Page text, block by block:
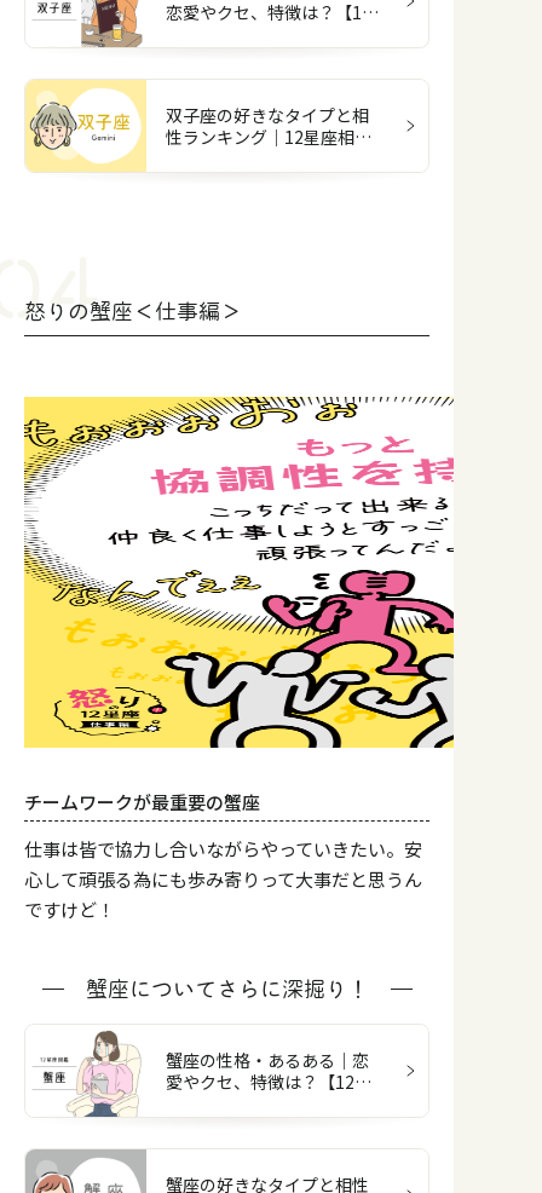
恋愛やクセ、特徴は？【12
双子座の好きなタイプと相
性ランキング｜12星座相性
怒りの蟹座＜仕事編＞
チームワークが最重要の蟹座
仕事は皆で協力し合いながらやっていきたい。安
心して頑張る為にも歩み寄りって大事だと思うん
ですけど！
蟹座についてさらに深掘り！
蟹座の性格・あるある｜恋
愛やクセ、特徴は？【12星
蟹座の好きなタイプと相性